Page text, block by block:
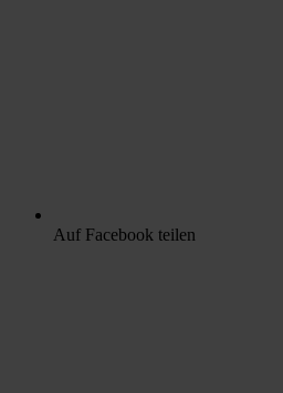
Auf Facebook teilen